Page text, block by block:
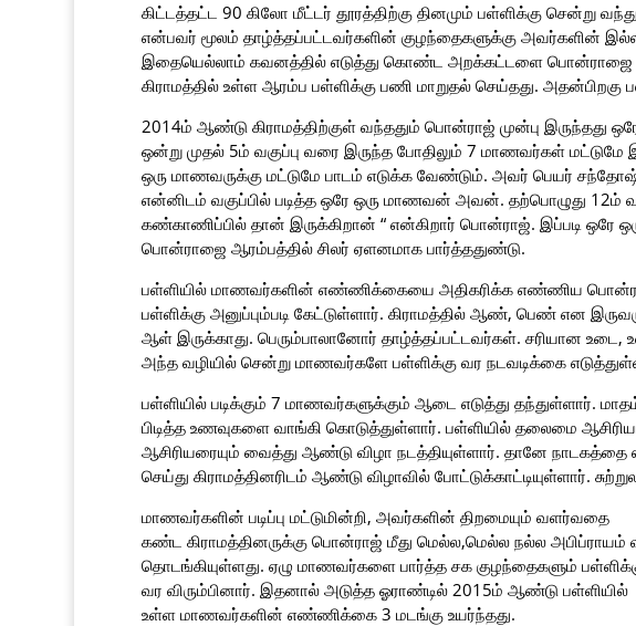
கிட்டத்தட்ட 90 கிலோ மீட்டர் தூரத்திற்கு தினமும் பள்ளிக்கு சென்று
என்பவர் மூலம் தாழ்த்தப்பட்டவர்களின் குழந்தைகளுக்கு அவர்களின்
இதையெல்லாம் கவனத்தில் எடுத்து கொண்ட அறக்கட்டளை பொன்ராஜை
கிராமத்தில் உள்ள ஆரம்ப பள்ளிக்கு பணி மாறுதல் செய்தது.
2014ம் ஆண்டு கிராமத்திற்குள் வந்ததும் பொன்ராஜ் முன்பு இருந்தது
ஒன்று முதல் 5ம் வகுப்பு வரை இருந்த போதிலும் 7 மாணவர்கள்
ஒரு மாணவருக்கு மட்டுமே பாடம் எடுக்க வேண்டும். அவர் பெயர்
என்னிடம் வகுப்பில் படித்த ஒரே ஒரு மாணவன் அவன். தற்பொழுது 12ம்
கண்காணிப்பில் தான் இருக்கிறான் “ என்கிறார் பொன்ராஜ். இப்படி ஒரே
பொன்ராஜை ஆரம்பத்தில் சிலர் ஏளனமாக பார்த்ததுண்டு.
பள்ளியில் மாணவர்களின் எண்ணிக்கையை அதிகரிக்க எண்ணிய
பள்ளிக்கு அனுப்பும்படி கேட்டுள்ளார். கிராமத்தில் ஆண், பெண் என
ஆள் இருக்காது. பெரும்பாலானோர் தாழ்த்தப்பட்டவர்கள். சரியான
அந்த வழியில் சென்று மாணவர்களே பள்ளிக்கு வர நடவடிக்கை
பள்ளியில் படிக்கும் 7 மாணவர்களுக்கும் ஆடை எடுத்து தந்துள்ளார்.
பிடித்த உணவுகளை வாங்கி கொடுத்துள்ளார். பள்ளியில் தலைமை
ஆசிரியரையும் வைத்து ஆண்டு விழா நடத்தியுள்ளார். தானே
செய்து கிராமத்தினரிடம் ஆண்டு விழாவில் போட்டுக்காட்டியுள்ளார்.
மாணவர்களின் படிப்பு மட்டுமின்றி, அவர்களின் திறமையும் வளர்வதை
கண்ட கிராமத்தினருக்கு பொன்ராஜ் மீது மெல்ல,மெல்ல நல்ல அபிப்ராயம்
தொடங்கியுள்ளது. ஏழு மாணவர்களை பார்த்த சக குழந்தைகளும்
வர விரும்பினார். இதனால் அடுத்த ஓராண்டில் 2015ம் ஆண்டு பள்ளியில்
உள்ள மாணவர்களின் எண்ணிக்கை 3 மடங்கு உயர்ந்தது.